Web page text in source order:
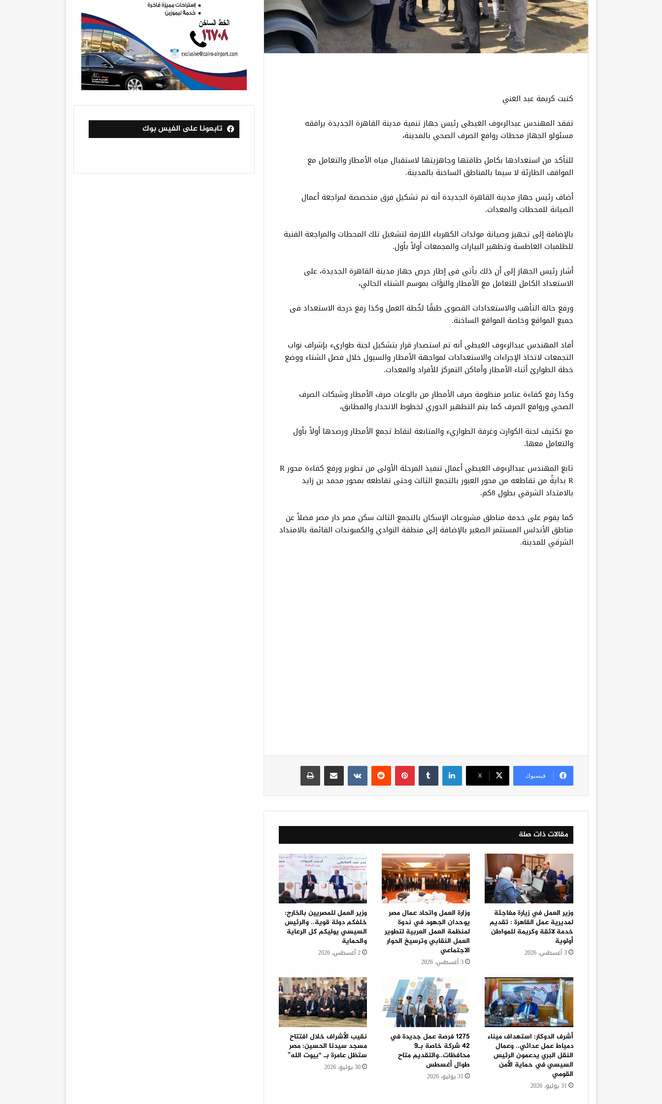
كتبت كريمة عبد الغني
تفقد المهندس عبدالرءوف الغيطى رئيس جهاز تنمية مدينة القاهرة الجديدة يرافقه
مسئولو الجهاز محطات روافع الصرف الصحي بالمدينة،
للتأكد من استعدادها بكامل طاقتها وجاهزيتها لاستقبال مياه الأمطار والتعامل مع
المواقف الطارئة لا سيما بالمناطق الساخنة بالمدينة.
أضاف رئيس جهاز مدينة القاهرة الجديدة أنه تم تشكيل فرق متخصصة لمراجعة أعمال
الصيانة للمحطات والمعدات.
بالإضافة إلى تجهيز وصيانة مولدات الكهرباء اللازمة لتشغيل تلك المحطات والمراجعة الفنية
للطلمبات الغاطسة وتطهير البيارات والمجمعات أولاً بأول.
أشار رئيس الجهاز إلى أن ذلك يأتي فى إطار حرص جهاز مدينة القاهرة الجديدة، على
الاستعداد الكامل للتعامل مع الأمطار والنوَّات بموسم الشتاء الحالي،
ورفع حالة التأهب والاستعدادات القصوى طبقًا لخُطة العمل وكذا رفع درجة الاستعداد فى
جميع المواقع وخاصة المواقع الساخنة.
أفاد المهندس عبدالرءوف الغيطى أنه تم استصدار قرار بتشكيل لجنة طوارىء بإشراف نواب
التجمعات لاتخاذ الإجراءات والاستعدادات لمواجهة الأمطار والسيول خلال فصل الشتاء ووضع
خطة الطوارئ أثناء الأمطار وأماكن التمركز للأفراد والمعدات.
وكذا رفع كفاءة عناصر منظومة صرف الأمطار من بالوعات صرف الأمطار وشبكات الصرف
الصحي وروافع الصرف كما يتم التطهير الدوري لخطوط الانحدار والمطابق،
مع تكثيف لجنة الكوارث وغرفة الطواريء والمتابعة لنقاط تجمع الأمطار ورصدها أولاً بأول
والتعامل معها.
تابع المهندس عبدالرءوف الغيطي أعمال تنفيذ المرحلة الأولى من تطوير ورفع كفاءة محور R
R بدايةً من تقاطعه من محور العبور بالتجمع الثالث وحتى تقاطعه بمحور محمد بن زايد
بالامتداد الشرقي بطول 8كم.
كما يقوم على خدمة مناطق مشروعات الإسكان بالتجمع الثالث سكن مصر دار مصر فضلاً عن
مناطق الأندلس المستثمر الصغير بالإضافة إلى منطقة النوادي والكمبوندات القائمة بالامتداد
الشرقي للمدينة.
فيسبوك ‫X
لينكدإن بينتيريست
مقالات ذات صلة
وزير العمل في زيارة مفاجئة
لمديرية عمل القاهرة : تقديم
خدمة لائقة وكريمة للمواطن
أولوية
3 أغسطس، 2026
وزارة العمل واتحاد عمال مصر
يوحدان الجهود في ندوة
لمنظمة العمل العربية لتطوير
العمل النقابي وترسيخ الحوار
الاجتماعي
3 أغسطس، 2026
وزير العمل للمصريين بالخارج:
خلفكم دولة قوية.. والرئيس
السيسي يوليكم كل الرعاية
والحماية
2 أغسطس، 2026
أشرف الدوكار: استهداف ميناء
دمياط عمل عدائي.. وعمال
النقل البري يدعمون الرئيس
السيسي في حماية الأمن
القومي
31 يوليو، 2026
1275 فرصة عمل جديدة في
42 شركة خاصة بـ9
محافظات..والتقديم متاح
طوال أغسطس
31 يوليو، 2026
نقيب الأشراف خلال افتتاح
مسجد سيدنا الحسين: مصر
ستظل عامرة بـ “بيوت الله”
30 يوليو، 2026
تابعونا على الفيس بوك